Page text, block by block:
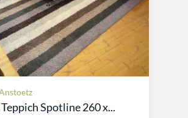
Spotline 260 x...